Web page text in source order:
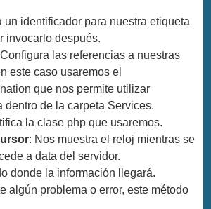
un identificador para nuestra etiqueta
invocarlo después.
las referencias a nuestras
este caso usaremos el
que nos permite utilizar
dentro de la carpeta Services.
la clase php que usaremos.
: Nos muestra el reloj mientras se
a data del servidor.
donde la información llegará.
algún problema o error, este método